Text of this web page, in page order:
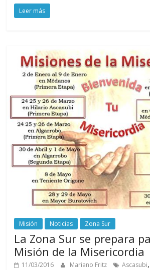
Leer más
Misión Noticias Zona Sur
La Zona Sur se prepara
Misión de la Misericordia
11/03/2016 Mariano Fritz Ascasubi,